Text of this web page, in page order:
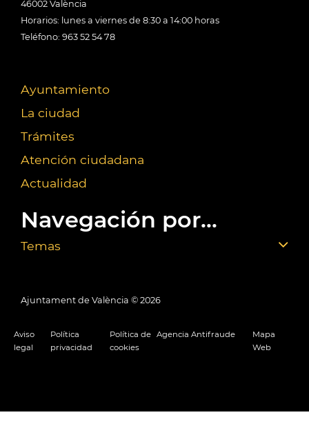
46002 València
Horarios: lunes a viernes de 8:30 a 14:00 horas
Teléfono: 963 52 54 78
Ayuntamiento
La ciudad
Trámites
Atención ciudadana
Actualidad
Navegación por...
Temas
Ajuntament de València © 2026
Aviso
legal
Política
privacidad
Política de
cookies
Agencia Antifraude
Mapa
Web